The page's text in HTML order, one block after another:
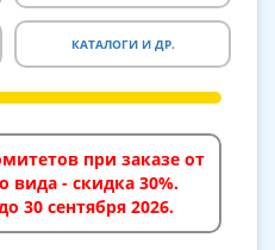
КАТАЛОГИ И ДР.
при заказе от
вида - скидка 30%.
30 сентября 2026.